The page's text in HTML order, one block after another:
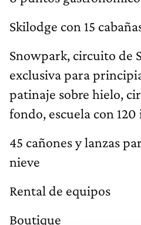
Skilodge con 15
Snowpark, circuito de
exclusiva para
patinaje sobre hielo,
fondo, escuela con
45 cañones y lanzas
nieve
Rental de equipos
Boutique